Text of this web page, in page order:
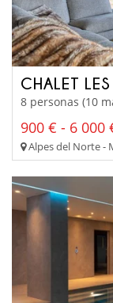
CHALET
8 personas (10
900 € - 6 000
Alpes del Norte -